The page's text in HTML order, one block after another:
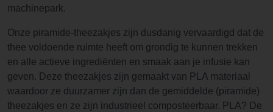
machinepark.
Onze piramide-theezakjes zijn dusdanig vervaardigd dat de
thee voldoende ruimte heeft om grondig te kunnen trekken
en alle actieve ingrediënten en smaak aan je infusie kan
geven. Deze theezakjes zijn gemaakt van PLA materiaal
waardoor ze duurzamer zijn dan de gemiddelde (piramide)
theezakjes en ze zijn industrieel composteerbaar. PLA? De